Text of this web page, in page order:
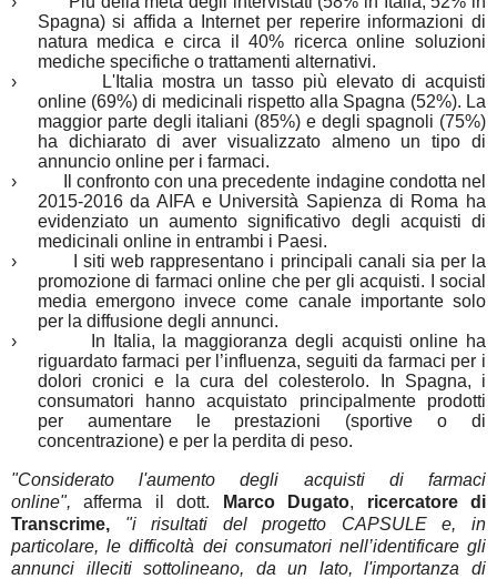
Spagna) si affida a Internet per reperire informazioni di
natura medica e circa il 40% ricerca online soluzioni
mediche specifiche o trattamenti alternativi.
›
L'Italia mostra un tasso più elevato di acquisti
online(69%) di medicinali rispetto alla Spagna (52%). La
maggior parte degli italiani (85%) e degli spagnoli (75%)
ha dichiarato di aver visualizzato almeno un tipo di
annuncio online per i farmaci.
›
Il confronto con una precedente indagine condotta nel
2015-2016 da AIFA e Università Sapienza di Roma ha
evidenziato un aumento significativo degli acquisti di
medicinali online in entrambi i Paesi.
›
I siti web rappresentano i principali canali sia per la
promozione di farmaci online che per gli acquisti. I social
media emergono invece come canale importante solo
per la diffusione degli annunci.
›
In Italia, la maggioranza degli acquisti online ha
riguardato farmaci per l’influenza, seguiti da farmaci per i
dolori cronici e la cura del colesterolo. In Spagna, i
consumatori hanno acquistato principalmente prodotti
per aumentare le prestazioni (sportive o di
concentrazione) e per la perdita di peso.
"Considerato l'aumento degli acquisti di farmaci
online",afferma il dott. Marco Dugato, ricercatore di
Transcrime, "i risultati del progetto CAPSULE e, in
particolare, le difficoltà dei consumatori nell’identificare gli
annunci illeciti sottolineano, da un lato, l'importanza di